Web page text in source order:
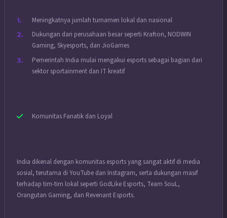
Meningkatnya jumlah turnamen lokal dan nasional
Dukungan dari perusahaan besar seperti Krafton, NODWIN
Gaming, Skyesports, dan JioGames
Pemerintah India mulai mengakui esports sebagai bagian dari
sektor sportainment dan IT kreatif
Komunitas Fanatik dan Loyal
India dikenal dengan komunitas esports yang sangat aktif di media
sosial, terutama di YouTube dan Instagram, serta dukungan masif
terhadap tim-tim lokal seperti GodLike Esports, Team SouL,
Orangutan Gaming, dan Revenant Esports.